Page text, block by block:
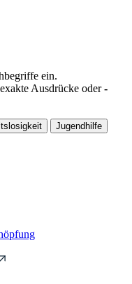
ein.
Ausdrücke oder-
Jugendhilfe